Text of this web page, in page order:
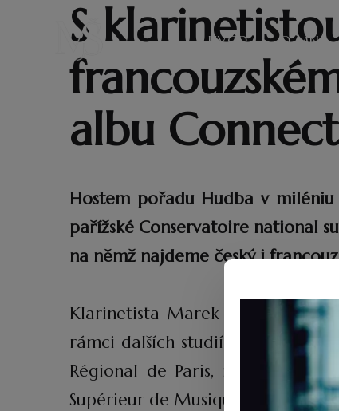
ÚVOD O MNĚ
S
albu
Hostem pořadu Hudba v
pařížské Conservatoire national
na němž najdeme český i
Klarinetista Marek Švejkar
rámci dalších studií pak zamířil
Régional de Paris, následně se
Supérieur de Musique et de Danse